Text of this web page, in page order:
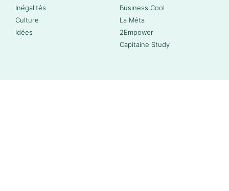
Inégalités
Culture
Idées
Business Cool
La Méta
2Empower
Capitaine Study